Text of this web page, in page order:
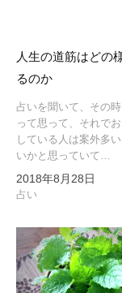
人生の道筋はどの
るのか
占いを聞いて、その
って思って、それで
している人は案外多
いかと思っていて…
2018年8月28日
占い